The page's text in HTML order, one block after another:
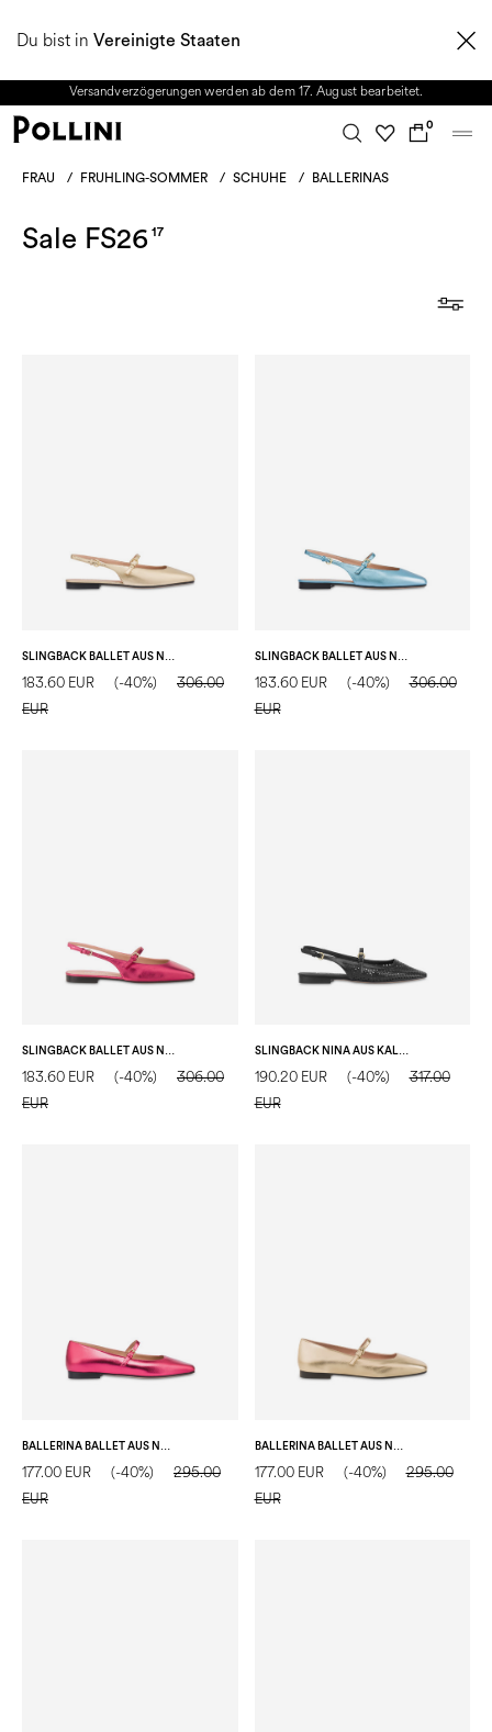
Du bist in Vereinigte Staaten
2026 KOLLEKTION. Vom 8. bis 16. August ist unser Kundenservice nicht
Versandverzögerungen werden ab dem 17. August bearbeitet.
0
FRAU / FRUHLING-SOMMER / SCHUHE / BALLERINAS
Sale FS26 17
183.60 EUR (-40%)
306.00
EUR
183.60 EUR (-40%)
306.00
EUR
SLINGBACK BALLET AUS NAPPALEDER
183.60 EUR (-40%)
306.00
EUR
SLINGBACK NINA AUS KALBSLEDER
190.20 EUR (-40%)
317.00
EUR
BALLERINA BALLET AUS NAPPALEDER
177.00 EUR (-40%)
295.00
EUR
BALLERINA BALLET AUS NAPPALEDER
177.00 EUR (-40%)
295.00
EUR